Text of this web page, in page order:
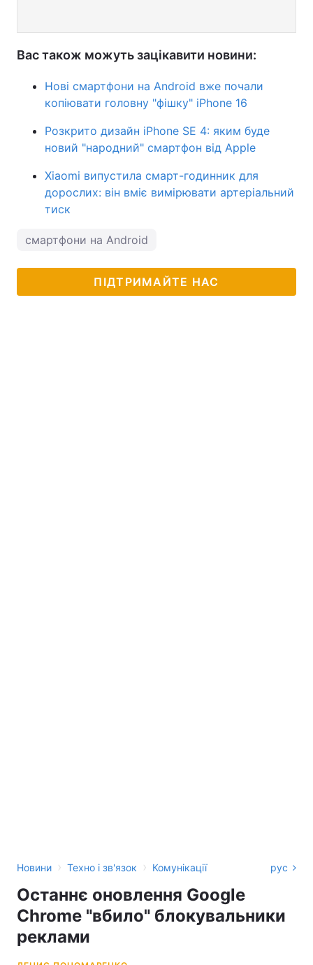
Вас також можуть зацікавити новини:
Нові смартфони на Android вже почали
копіювати головну "фішку" iPhone 16
Розкрито дизайн iPhone SE 4: яким буде
новий "народний" смартфон від Apple
Xiaomi випустила смарт-годинник для
дорослих: він вміє вимірювати артеріальний
тиск
смартфони на Android
ПІДТРИМАЙТЕ НАС
Новини › Техно і зв'язок › Комунікації рус
Останнє оновлення Google
Chrome "вбило" блокувальники
реклами